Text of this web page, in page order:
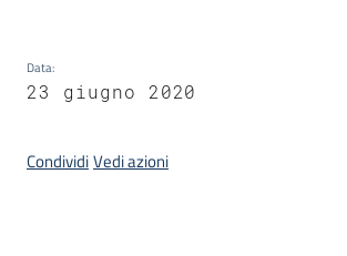
Data:
23 giugno 2020
CondividiVedi azioni